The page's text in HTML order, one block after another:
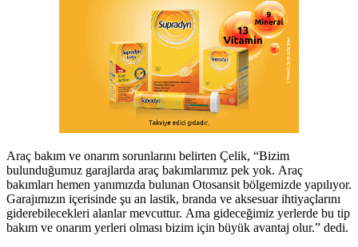
Araç bakım ve onarım sorunlarını belirten Çelik, “Bizim
bulunduğumuz garajlarda araç bakımlarımız pek yok. Araç
bakımları hemen yanımızda bulunan Otosansit bölgemizde yapılıyor.
Garajımızın içerisinde şu an lastik, branda ve aksesuar ihtiyaçlarını
giderebilecekleri alanlar mevcuttur. Ama gideceğimiz yerlerde bu tip
bakım ve onarım yerleri olması bizim için büyük avantaj olur.” dedi.